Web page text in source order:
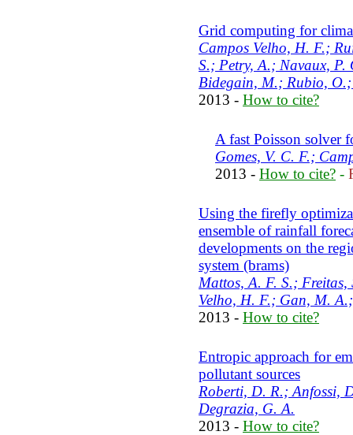
Grid computing for
Campos Velho, H. F.;
S.; Petry, A.; Navaux,
Bidegain, M.; Rubio,
2013 - How to cite?
A fast Poisson solver
Gomes, V. C. F.;
2013 - How to cite? -
Using the firefly
ensemble of rainfall
developments on the
system (brams)
Mattos, A. F. S.;
Velho, H. F.; Gan, M.
2013 - How to cite?
Entropic approach for
pollutant sources
Roberti, D. R.; Anfossi,
Degrazia, G. A.
2013 - How to cite?